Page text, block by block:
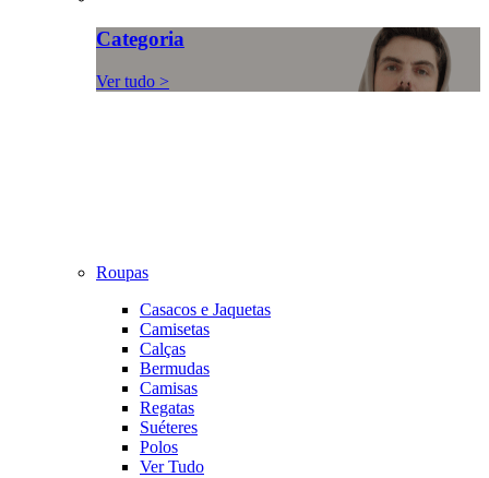
Categoria
Ver tudo >
Roupas
Casacos e Jaquetas
Camisetas
Calças
Bermudas
Camisas
Regatas
Suéteres
Polos
Ver Tudo